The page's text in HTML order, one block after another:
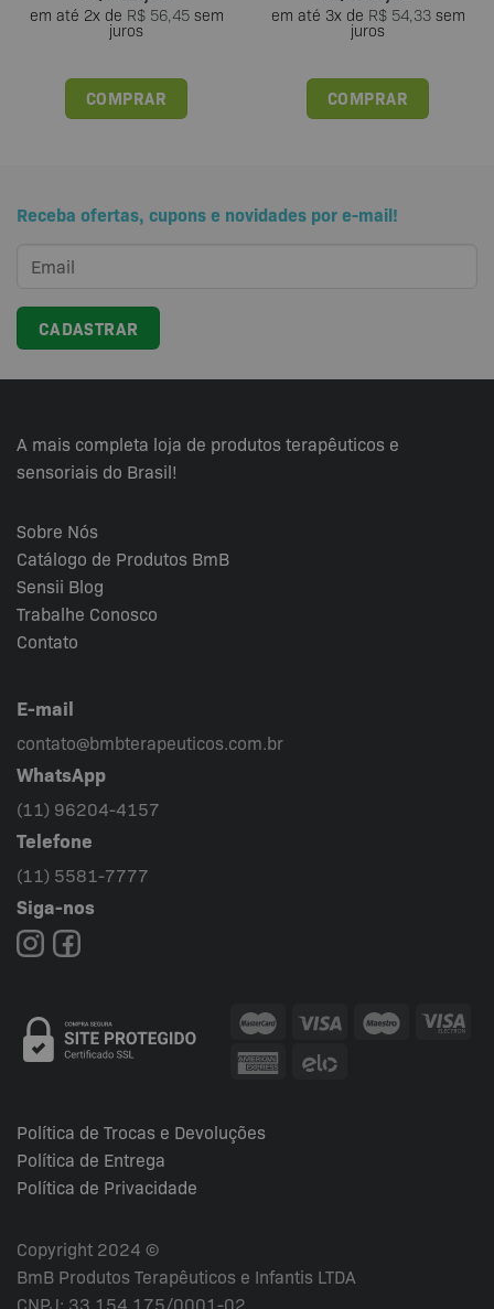
em até 2x de R$56,45sem
juros
COMPRAR
em até 3x de R$54,33sem
juros
COMPRAR
Receba ofertas, cupons e novidades por e-mail!
A mais completa loja de produtos terapêuticos e
sensoriais do Brasil!
Sobre Nós
Catálogo de Produtos BmB
Sensii Blog
Trabalhe Conosco
Contato
E-mail
contato@bmbterapeuticos.com.br
WhatsApp
(11) 96204-4157
Telefone
(11) 5581-7777
Siga-nos
Política de Trocas e Devoluções
Política de Entrega
Política de Privacidade
Copyright 2024 ©
BmB Produtos Terapêuticos e Infantis LTDA
CNPJ: 33.154.175/0001-02